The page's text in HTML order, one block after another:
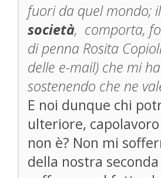
fuori da quel mondo;
società, comporta,
di penna Rosita
delle e-mail) che mi
sostenendo che ne
E noi dunque chi
ulteriore,
non è? Non mi
della nostra